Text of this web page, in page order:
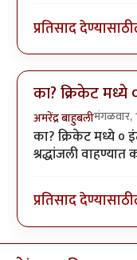
प्रतिसाद देण्यासाठी
का? क्रिकेट मध्ये
अमरेंद्र बाहुबलीमंगळवार,
In reply toटंकला
का? क्रिकेट मध्ये ०
श्रद्धांजली
प्रतिसाद देण्यासाठी